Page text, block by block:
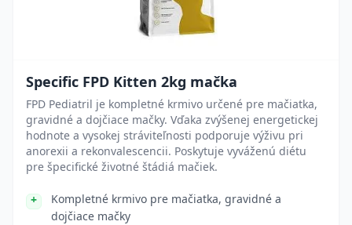
Specific FPD Kitten 2kg mačka
FPD Pediatril je kompletné krmivo určené pre mačiatka,
gravidné a dojčiace mačky. Vďaka zvýšenej energetickej
hodnote a vysokej stráviteľnosti podporuje výživu pri
anorexii a rekonvalescencii. Poskytuje vyváženú diétu
pre špecifické životné štádiá mačiek.
Kompletné krmivo pre mačiatka, gravidné a
dojčiace mačky